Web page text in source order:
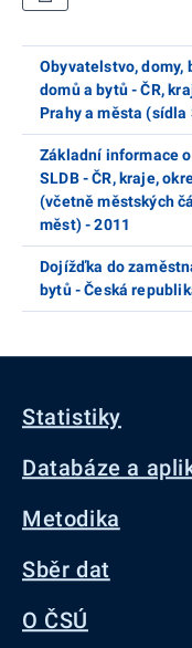
Obyvatelstvo, domy,
domů a bytů - ČR,
Prahy a města (sídla
Základní informace
SLDB - ČR, kraje,
(včetně městských
měst) - 2011
Dojížďka do
bytů - Česká
Statistiky
Databáze a
Metodika
Sběr dat
O ČSÚ